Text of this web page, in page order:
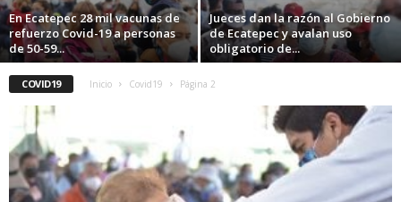
En Ecatepec 28 mil vacunas de
refuerzo Covid-19 a personas
de 50-59...
Jueces dan la razón al Gobierno
de Ecatepec y avalan uso
obligatorio de...
COVID19 Inicio Covid19 Página 2